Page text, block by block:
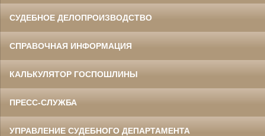
СУДЕБНОЕ ДЕЛОПРОИЗВОДСТВО
СПРАВОЧНАЯ ИНФОРМАЦИЯ
КАЛЬКУЛЯТОР ГОСПОШЛИНЫ
ПРЕСС-СЛУЖБА
УПРАВЛЕНИЕ СУДЕБНОГО ДЕПАРТАМЕНТА